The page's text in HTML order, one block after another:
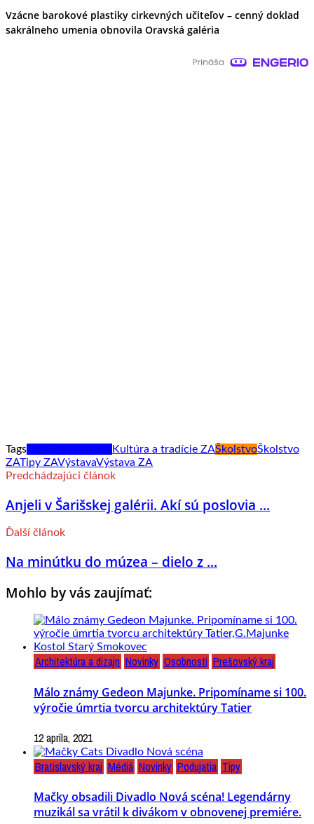
Vzácne barokové plastiky cirkevných učiteľov – cenný doklad
sakrálneho umenia obnovila Oravská galéria
Tags Kultúra a tradície ZAŠkolstvoŠkolstvo
ZATipy ZAVýstavaVýstava ZA
Predchádzajúci článok
Anjeli v Šarišskej galérii. Akí sú poslovia ...
Ďalší článok
Na minútku do múzea – dielo z ...
Mohlo by vás zaujímať:
Architektúra a dizajn Novinky Osobnosti Prešovský kraj
Málo známy Gedeon Majunke. Pripomíname si 100.
výročie úmrtia tvorcu architektúry Tatier
12 apríla, 2021
Bratislavský kraj Médiá Novinky Podujatia Tipy
Mačky obsadili Divadlo Nová scéna! Legendárny
muzikál sa vrátil k divákom v obnovenej premiére.